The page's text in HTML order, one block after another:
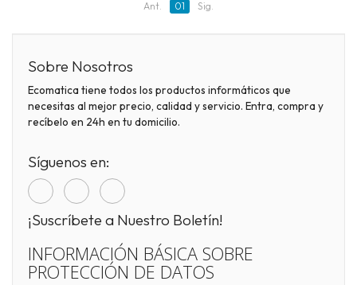
Ant. 01 Sig.
Sobre Nosotros
Ecomatica tiene todos los productos informáticos que
necesitas al mejor precio, calidad y servicio. Entra, compra y
recíbelo en 24h en tu domicilio.
Síguenos en:
¡Suscríbete a Nuestro Boletín!
INFORMACIÓN BÁSICA SOBRE
PROTECCIÓN DE DATOS